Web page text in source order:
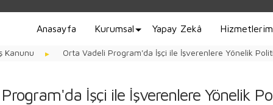
Anasayfa Kurumsal Yapay Zekâ
Kanunu Orta Vadeli Program'da İşçi ile İşverenlere Yönelik
İşçi ile İşverenlere Yönelik